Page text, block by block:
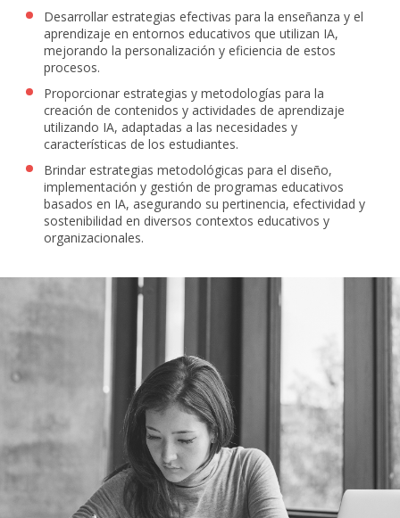
Desarrollar estrategias efectivas para la enseñanza y el
aprendizaje en entornos educativos que utilizan IA,
mejorando la personalización y eficiencia de estos
procesos.
Proporcionar estrategias y metodologías para la
creación de contenidos y actividades de aprendizaje
utilizando IA, adaptadas a las necesidades y
características de los estudiantes.
Brindar estrategias metodológicas para el diseño,
implementación y gestión de programas educativos
basados en IA, asegurando su pertinencia, efectividad y
sostenibilidad en diversos contextos educativos y
organizacionales.